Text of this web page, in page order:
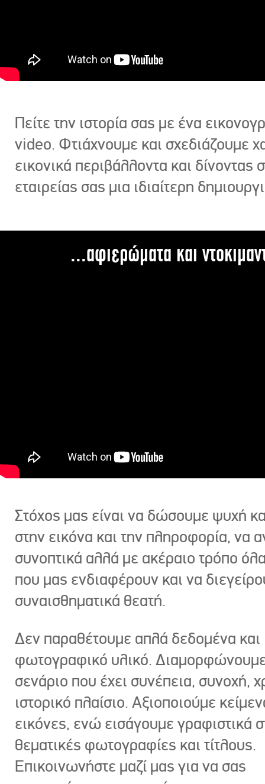
Πείτε την ιστορία σας με ένα
video. Φτιάχνουμε και σχεδιάζουμε
εικονικά περιβάλλοντα και δίνοντας
εταιρείας σας μια ιδιαίτερη
...αφιερώματα και
Στόχος μας είναι να δώσουμε ψυχή
στην εικόνα και την πληροφορία, να
συνοπτικά αλλά με ακέραιο τρόπο
που μας ενδιαφέρουν και να
συναισθηματικά θεατή.
Δεν παραθέτουμε απλά δεδομένα και
φωτογραφικό υλικό.
σενάριο που έχει συνέπεια, συνοχή,
ιστορικό πλαίσιο. Αξιοποιούμε
εικόνες, ενώ εισάγουμε γραφιστικά
θεματικές φωτογραφίες και τίτλους.
Επικοινωνήστε μαζί μας για να σας